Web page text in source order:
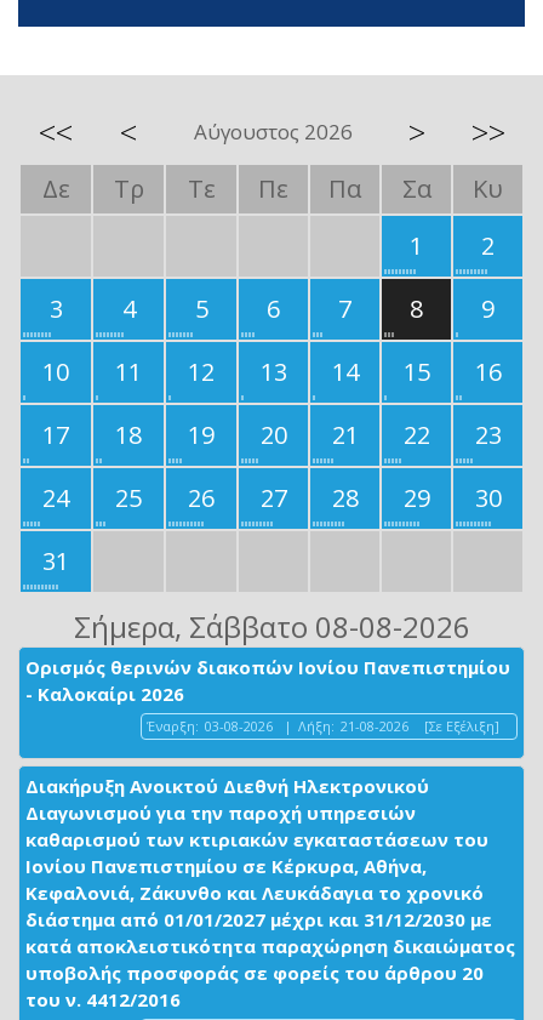
<< < Αύγουστος 2026 > >>
Δε Τρ Τε Πε Πα Σα
Κυ
1
2
3
4 5 6 7 8
9
10
11 12 13 14 15
16
17
18 19 20 21 22
23
24
25 26 27 28 29
30
31
Σήμερα, Σάββατο 08-08-2026
Ορισμός θερινών διακοπών Ιονίου Πανεπιστημίου
- Καλοκαίρι 2026
Έναρξη: 03-08-2026 | Λήξη: 21-08-2026 [Σε Εξέλιξη]
Διακήρυξη Ανοικτού Διεθνή Ηλεκτρονικού
Διαγωνισμού για την παροχή υπηρεσιών
καθαρισμού των κτιριακών εγκαταστάσεων του
Ιονίου Πανεπιστημίου σε Κέρκυρα, Αθήνα,
Κεφαλονιά, Ζάκυνθο και Λευκάδαγια το χρονικό
διάστημα από 01/01/2027 μέχρι και 31/12/2030 με
κατά αποκλειστικότητα παραχώρηση δικαιώματος
υποβολής προσφοράς σε φορείς του άρθρου 20
του ν. 4412/2016